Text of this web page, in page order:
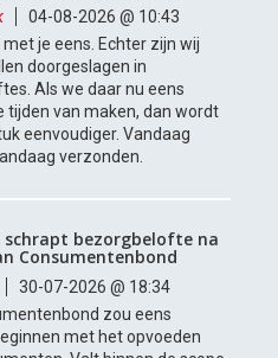
04-08-2026 @ 10:43
met je eens. Echter zijn wij
doorgeslagen in
Als we daar nu eens
tijden van maken, dan wordt
eenvoudiger. Vandaag
verzonden.
schrapt bezorgbelofte na
Consumentenbond
30-07-2026 @ 18:34
zou eens
met het opvoeden